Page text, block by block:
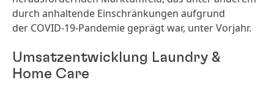
durch anhaltende Einschränkungen aufgrund
der COVID-19-Pandemie geprägt war, unter Vorjahr.
Umsatzentwicklung Laundry &
Home Care